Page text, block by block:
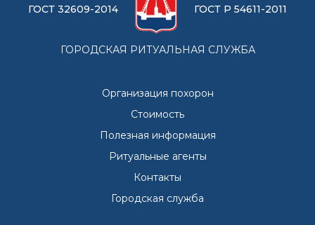
ГОСТ 32609-2014 ГОСТ Р 54611-2011
ГОРОДСКАЯ РИТУАЛЬНАЯ СЛУЖБА
Организация похорон
Стоимость
Полезная информация
Ритуальные агенты
Контакты
Городская служба